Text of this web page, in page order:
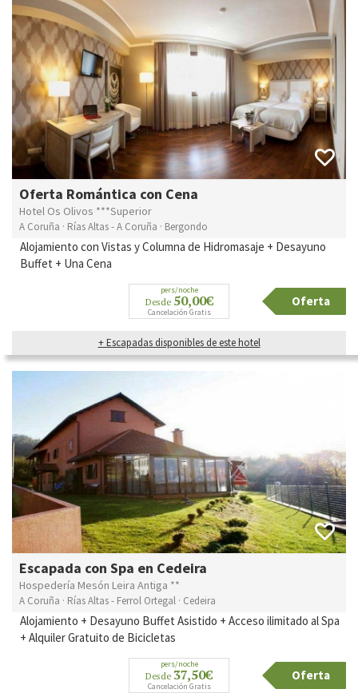
Oferta Romántica con Cena
Hotel Os Olivos ***Superior
A Coruña · Rías Altas - A Coruña · Bergondo
Alojamiento con Vistas y Columna de Hidromasaje + Desayuno
Buffet + Una Cena
pers/noche
Desde 50,00€
Cancelación Gratis
Oferta
+ Escapadas disponibles de este hotel
Escapada con Spa en Cedeira
Hospedería Mesón Leira Antiga **
A Coruña · Rías Altas - Ferrol Ortegal · Cedeira
Alojamiento + Desayuno Buffet Asistido + Acceso ilimitado al Spa
+ Alquiler Gratuito de Bicicletas
pers/noche
Desde 37,50€
Cancelación Gratis
Oferta